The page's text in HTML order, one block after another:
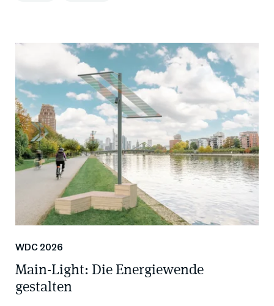
WDC 2026
Main-Light: Die Energiewende
gestalten